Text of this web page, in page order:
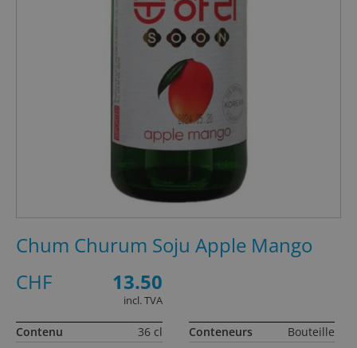
Chum Churum Soju Apple Mango
CHF
13.50
incl. TVA
Contenu 36 cl Conteneurs Bouteille